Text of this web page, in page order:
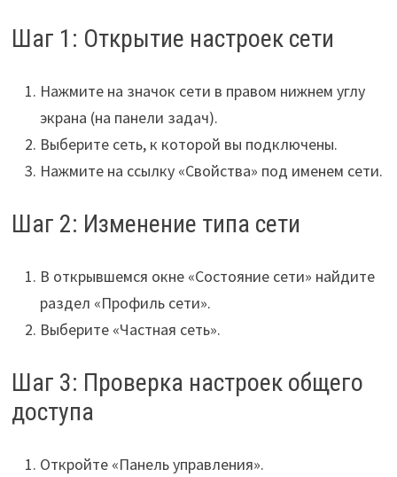
Шаг 1: Открытие настроек сети
Нажмите на значок сети в правом нижнем углу
экрана (на панели задач).
Выберите сеть, к которой вы подключены.
Нажмите на ссылку «Свойства» под именем сети.
Шаг 2: Изменение типа сети
В открывшемся окне «Состояние сети» найдите
раздел «Профиль сети».
Выберите «Частная сеть».
Шаг 3: Проверка настроек общего
доступа
Откройте «Панель управления».